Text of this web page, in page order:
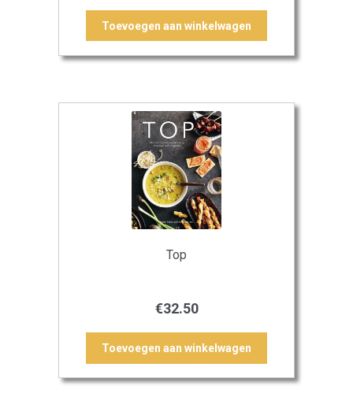
Toevoegen aan winkelwagen
Top
€32.50
Toevoegen aan winkelwagen